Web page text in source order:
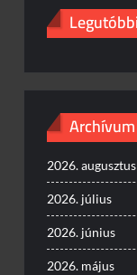
Archívum
2026. augusztus
2026. július
2026. június
2026. május